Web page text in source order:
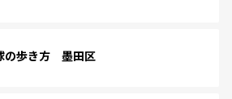
の歩き方 墨田区